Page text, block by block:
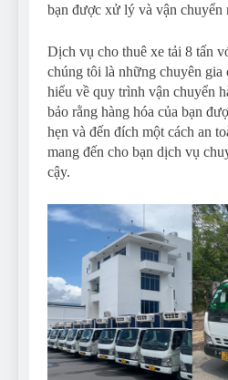
bạn được xử lý và vận chuyển
Dịch vụ cho thuê xe tải 8 tấn
chúng tôi là những chuyên gia
hiểu về quy trình vận chuyển
bảo rằng hàng hóa của bạn
hẹn và đến đích một cách an
mang đến cho bạn dịch vụ
cậy.